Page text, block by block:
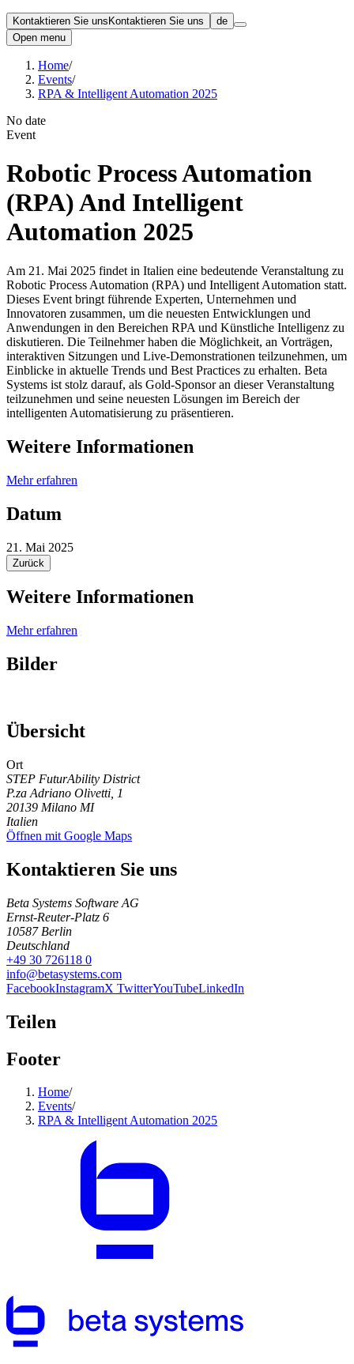
Kontaktieren Sie uns Kontaktieren Sie uns
de
Open menu
Home/
Events/
RPA & Intelligent Automation 2025
No date
Event
Robotic Process Automation
(RPA) And Intelligent
Automation 2025
Am 21. Mai 2025 findet in Italien eine bedeutende Veranstaltung zu
Robotic Process Automation (RPA) und Intelligent Automation statt.
Dieses Event bringt führende Experten, Unternehmen und
Innovatoren zusammen, um die neuesten Entwicklungen und
Anwendungen in den Bereichen RPA und Künstliche Intelligenz zu
diskutieren. Die Teilnehmer haben die Möglichkeit, an Vorträgen,
interaktiven Sitzungen und Live-Demonstrationen teilzunehmen, um
Einblicke in aktuelle Trends und Best Practices zu erhalten. Beta
Systems ist stolz darauf, als Gold-Sponsor an dieser Veranstaltung
teilzunehmen und seine neuesten Lösungen im Bereich der
intelligenten Automatisierung zu präsentieren.
Weitere Informationen
Mehr erfahren
Datum
21. Mai 2025
Zurück
Weitere Informationen
Mehr erfahren
Bilder
Übersicht
Ort
STEP FuturAbility District
P.za Adriano Olivetti, 1
20139 Milano MI
Italien
Öffnen mit Google Maps
Kontaktieren Sie uns
Beta Systems Software AG
Ernst-Reuter-Platz 6
10587 Berlin
Deutschland
+49 30 726118 0
info@betasystems.com
FacebookInstagramX TwitterYouTubeLinkedIn
Teilen
Footer
Home/
Events/
RPA & Intelligent Automation 2025